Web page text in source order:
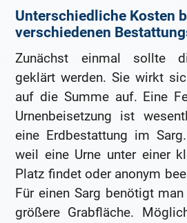
Unterschiedliche Kosten
verschiedenen
Zunächst einmal sollte
geklärt werden. Sie wirkt
auf die Summe auf. Eine
Urnenbeisetzung ist
eine Erdbestattung im
weil eine Urne unter einer
Platz findet oder anonym
Für einen Sarg benötigt
größere Grabfläche.